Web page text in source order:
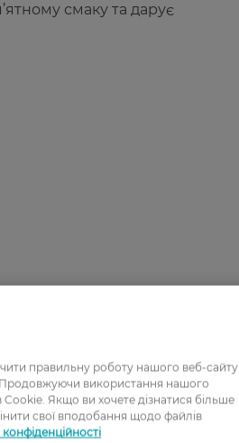
смаку та дарує
на день щодня.
правильну роботу нашого веб-сайту
Продовжуючи використання нашого
Якщо ви хочете дізнатися більше
свої вподобання щодо файлів
конфіденційності